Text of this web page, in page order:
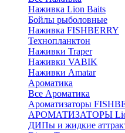
Наживка Lion Baits
Бойлы рыболовные
Наживка FISHBERRY
Технопланктон
Наживки Traper
Наживки VABIK
Наживки Amatar
Ароматика
Все Ароматика
Ароматизаторы
АРОМАТИЗАТОРЫ
ДИПы и жидкие